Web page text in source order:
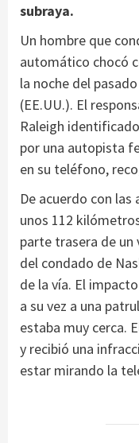
subraya.
Un hombre que
automático chocó
la noche del
(EE.UU.). El
Raleigh
por una autopista
en su teléfono,
De acuerdo con
unos 112
parte trasera de un
del condado de
de la vía. El
a su vez a una
estaba muy cerca.
y recibió una
estar mirando la